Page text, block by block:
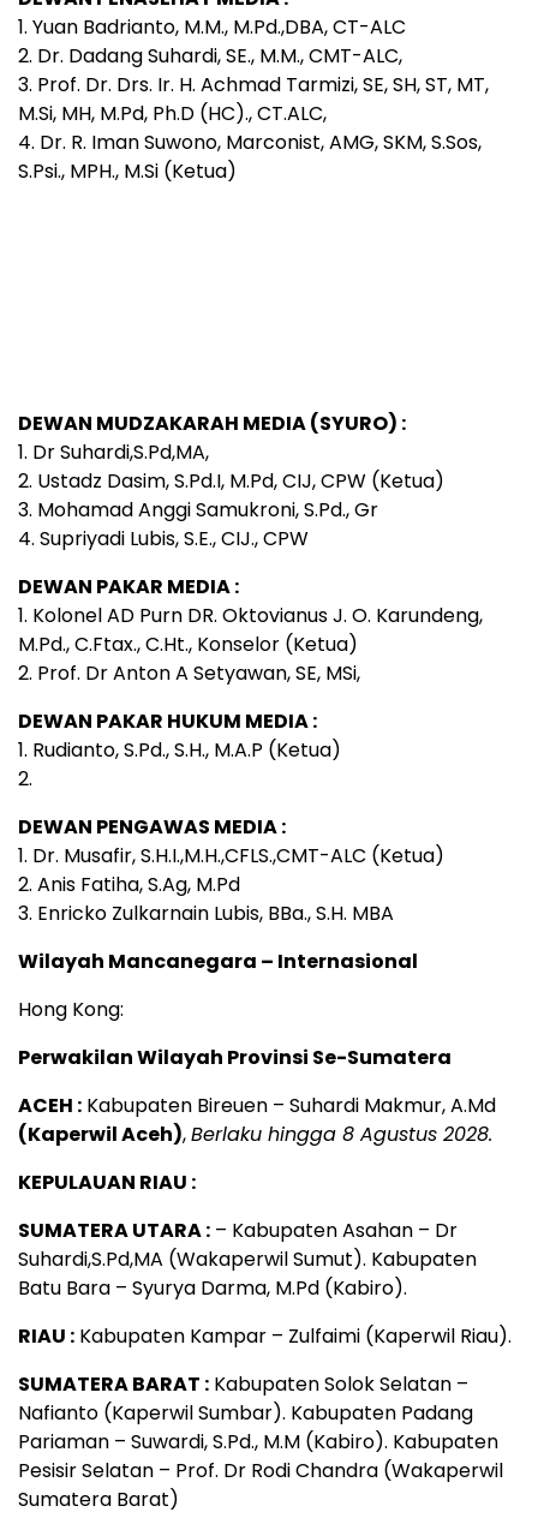
1. Yuan Badrianto, M.M., M.Pd.,DBA, CT-ALC
2. Dr. Dadang Suhardi, SE., M.M., CMT-ALC,
3. Prof. Dr. Drs. Ir. H. Achmad Tarmizi, SE, SH, ST, MT,
M.Si, MH, M.Pd, Ph.D (HC)., CT.ALC,
4. Dr. R. Iman Suwono, Marconist, AMG, SKM, S.Sos,
S.Psi., MPH., M.Si (Ketua)
DEWAN MUDZAKARAH MEDIA (SYURO) :
1. Dr Suhardi,S.Pd,MA,
2. Ustadz Dasim, S.Pd.I, M.Pd, CIJ, CPW (Ketua)
3. Mohamad Anggi Samukroni, S.Pd., Gr
4. Supriyadi Lubis, S.E., CIJ., CPW
DEWAN PAKAR MEDIA :
1. Kolonel AD Purn DR. Oktovianus J. O. Karundeng,
M.Pd., C.Ftax., C.Ht., Konselor (Ketua)
2. Prof. Dr Anton A Setyawan, SE, MSi,
DEWAN PAKAR HUKUM MEDIA :
1. Rudianto, S.Pd., S.H., M.A.P (Ketua)
2.
DEWAN PENGAWAS MEDIA :
1. Dr. Musafir, S.H.I.,M.H.,CFLS.,CMT-ALC (Ketua)
2. Anis Fatiha, S.Ag, M.Pd
3. Enricko Zulkarnain Lubis, BBa., S.H. MBA
Wilayah Mancanegara – Internasional
Hong Kong:
Perwakilan Wilayah Provinsi Se-Sumatera
ACEH : Kabupaten Bireuen – Suhardi Makmur, A.Md
(Kaperwil Aceh),Berlaku hingga 8 Agustus 2028.
KEPULAUAN RIAU :
SUMATERA UTARA : – Kabupaten Asahan – Dr
Suhardi,S.Pd,MA (Wakaperwil Sumut). Kabupaten
Batu Bara – Syurya Darma, M.Pd (Kabiro).
RIAU : Kabupaten Kampar – Zulfaimi (Kaperwil Riau).
SUMATERA BARAT : Kabupaten Solok Selatan –
Nafianto (Kaperwil Sumbar). Kabupaten Padang
Pariaman – Suwardi, S.Pd., M.M (Kabiro). Kabupaten
Pesisir Selatan – Prof. Dr Rodi Chandra (Wakaperwil
Sumatera Barat)